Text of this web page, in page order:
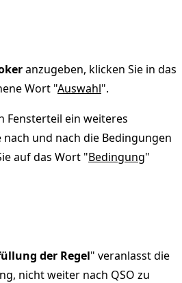
anzugeben, klicken Sie in das
Wort "Auswahl".
Fensterteil ein weiteres
nach und nach die Bedingungen
auf das Wort "Bedingung"
der Regel" veranlasst die
nicht weiter nach QSO zu